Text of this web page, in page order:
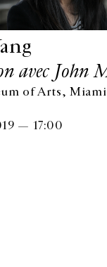
avec John
of Arts,
— 17:00